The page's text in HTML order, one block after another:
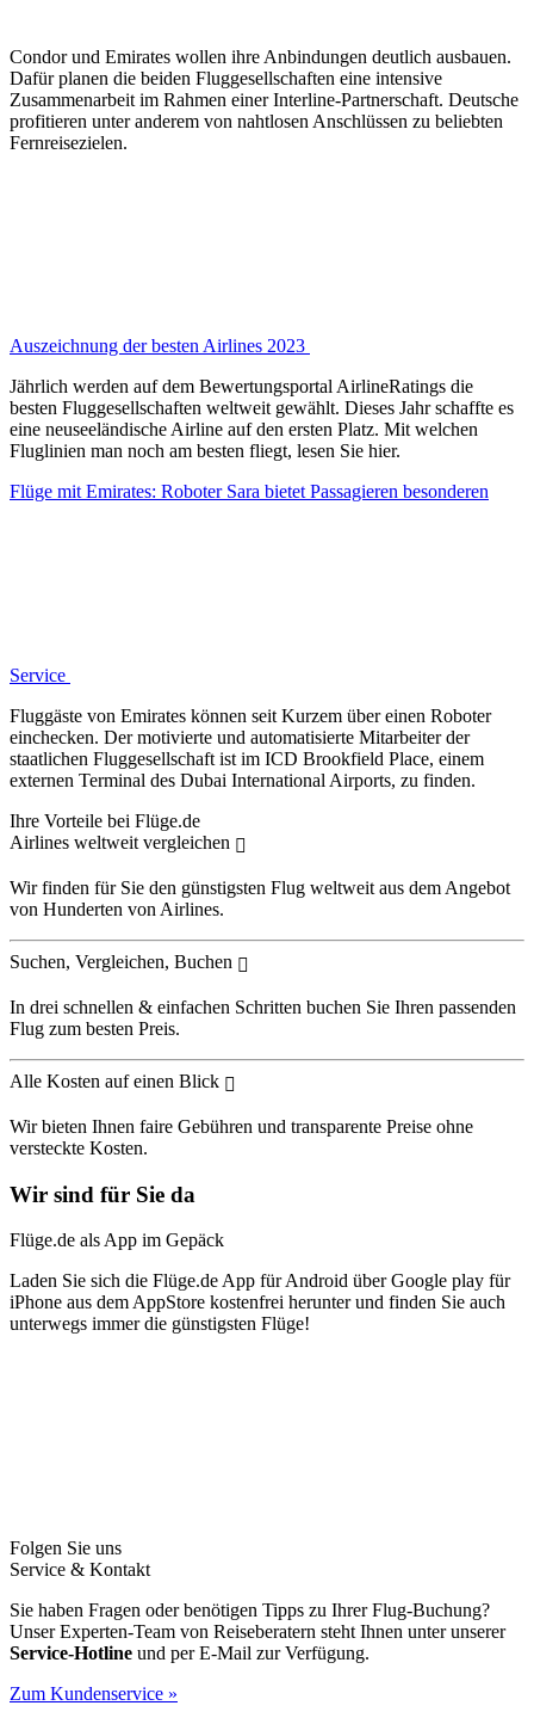
Condor und Emirates wollen ihre Anbindungen deutlich ausbauen.
Dafür planen die beiden Fluggesellschaften eine intensive
Zusammenarbeit im Rahmen einer Interline-Partnerschaft. Deutsche
profitieren unter anderem von nahtlosen Anschlüssen zu beliebten
Fernreisezielen.
Auszeichnung der besten Airlines 2023
Jährlich werden auf dem Bewertungsportal AirlineRatings die
besten Fluggesellschaften weltweit gewählt. Dieses Jahr schaffte es
eine neuseeländische Airline auf den ersten Platz. Mit welchen
Fluglinien man noch am besten fliegt, lesen Sie hier.
Flüge mit Emirates: Roboter Sara bietet Passagieren besonderen
Service
Fluggäste von Emirates können seit Kurzem über einen Roboter
einchecken. Der motivierte und automatisierte Mitarbeiter der
staatlichen Fluggesellschaft ist im ICD Brookfield Place, einem
externen Terminal des Dubai International Airports, zu finden.
Ihre Vorteile bei Flüge.de
Airlines weltweit vergleichen
Wir finden für Sie den günstigsten Flug weltweit aus dem Angebot
von Hunderten von Airlines.
Suchen, Vergleichen, Buchen
In drei schnellen & einfachen Schritten buchen Sie Ihren passenden
Flug zum besten Preis.
Alle Kosten auf einen Blick
Wir bieten Ihnen faire Gebühren und transparente Preise ohne
versteckte Kosten.
Wir sind für Sie da
Flüge.de als App im Gepäck
Laden Sie sich die Flüge.de App für Android über Google play für
iPhone aus dem AppStore kostenfrei herunter und finden Sie auch
unterwegs immer die günstigsten Flüge!
Folgen Sie uns
Service & Kontakt
Sie haben Fragen oder benötigen Tipps zu Ihrer Flug-Buchung?
Unser Experten-Team von Reiseberatern steht Ihnen unter unserer
Service-Hotline und per E-Mail zur Verfügung.
Zum Kundenservice »